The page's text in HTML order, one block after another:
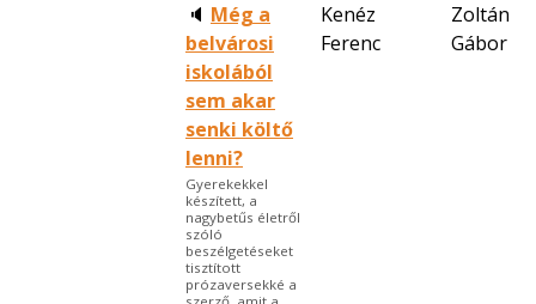
🔈 Még a
belvárosi
iskolából
sem akar
senki költő
lenni?
Gyerekekkel
készített, a
nagybetűs életről
szóló
beszélgetéseket
tisztított
prózaversekké a
Kenéz
Ferenc
Zoltán
Gábor